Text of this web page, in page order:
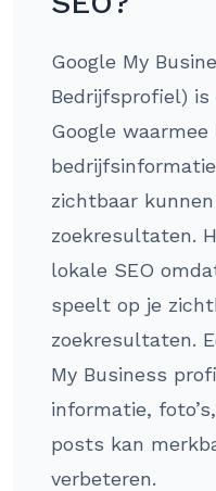
Google My
Bedrijfsprofiel)
Google
zichtbaar
zoekresultaten.
lokale SEO
speelt op je
zoekresultaten.
My Business
informatie,
posts kan
verbeteren.